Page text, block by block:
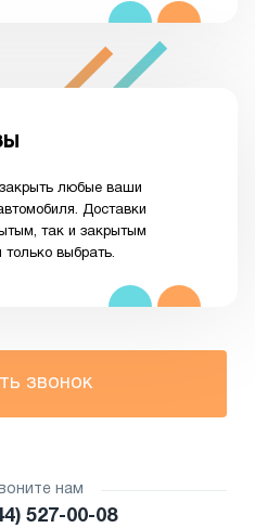
любые ваши
Доставки
так и закрытым
только выбрать.
звонок
нам
527-00-08